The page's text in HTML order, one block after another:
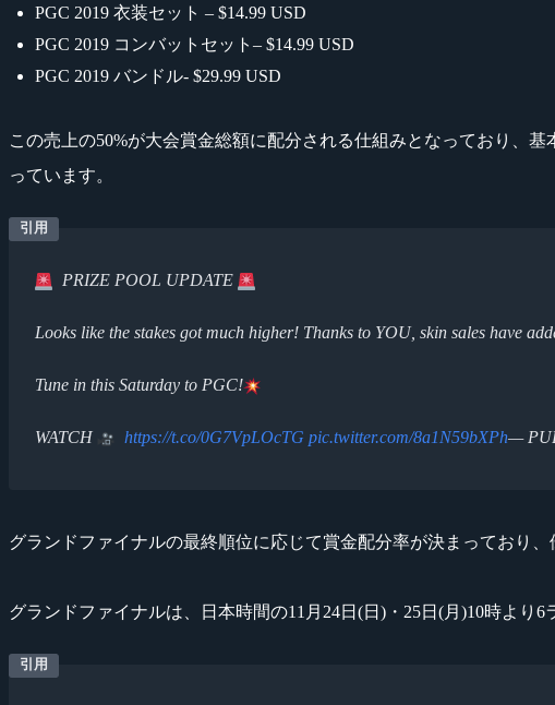
PGC 2019 衣装セット – $14.99 USD
PGC 2019 コンバットセット– $14.99 USD
PGC 2019 バンドル- $29.99 USD
この売上の50%が大会賞金総額に配分される仕組みとなっており、
っています。
PRIZE POOL UPDATE
Looks like the stakes got much higher! Thanks to YOU, skin sales have
Tune in this Saturday to PGC!
WATCH https://t.co/0G7VpLOcTG pic.twitter.com/8a1N59bXPh—
グランドファイナルの最終順位に応じて賞金配分率が決まっており
グランドファイナルは、日本時間の11月24日(日)・25日(月)10時より6